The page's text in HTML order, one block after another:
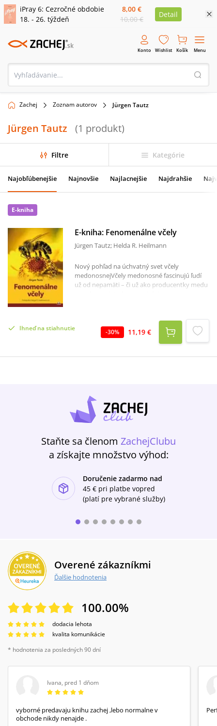
iPray 6: Cezročné obdobie
18. - 26. týždeň
8,00 €
10,00 €
Detail
Konto Wishlist Košík Menu
Zachej Zoznam autorov Jürgen Tautz
Jürgen Tautz (1 produkt)
Filtre Kategórie
Najobľúbenejšie Najnovšie Najlacnejšie Najdrahšie
E-kniha
E-kniha: Fenomenálne včely
Jürgen Tautz; Helda R. Heilmann
Nový pohľad na úchvatný svet včely
medonosnejVčely medonosné fascinujú ľudí
už od nepamäti – či už ako producentky medu
Rozsiahlym opeľovaním kultúrnych rastlín sú
pre nás jednoducho nenahraditeľné. Vedci,
skúmajúci tajomstvá tohto hmyzu, odhaľujú
kroku ich čakajú nové prekvapenia. Kniha dáva
rokoch objavila aj skupina vedcov okolo
profesora Tautza vo Würzburgu. Čitateľ sa tiež
oboznámi s množstvom jedinečných fotografi
í Helgy R. Heilmannovej a tým získa aj nový
„Včelstvo je ako čarovná studňa, čím viac z nej
čerpáme, tým viac nám prináša“, poznamenal
raz trefne Karl von Frisch, legenda výskumu
aj vy.
Ihneď na stiahnutie -30% 11,19 €
Staňte sa členom ZachejClubu
a získajte množstvo výhod:
Doručenie zadarmo nad
45 € pri platbe vopred
(platí pre vybrané služby)
Overené zákazníkmi
Ďalšie hodnotenia
100.00%
dodacia lehota
kvalita komunikácie
* hodnotenia za posledných 90 dní
Ivana, pred 1 dňom
vyborné predavaju knihu zachej ,lebo normalne v
obchode nikdy nenajde .